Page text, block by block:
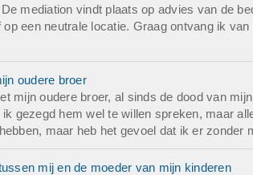
mediation vindt plaats op advies van de
een neutrale locatie. Graag ontvang ik
oudere broer
mijn oudere broer, al sinds de dood van
gezegd hem wel te willen spreken, maar
maar heb het gevoel dat ik er zonder
mij en de moeder van mijn kinderen